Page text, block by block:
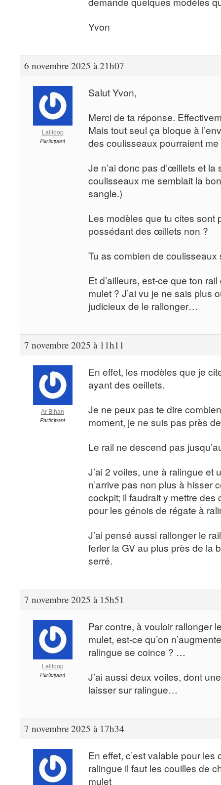
Yvon
6 novembre 2025 à 21h07
Laliloop
Participant
Salut Yvon,
Merci de ta réponse.
Mais tout seul ça bloque à
des coulisseaux pourraient
Je n’ai donc pas d’œillets et
coulisseaux me semblait la
sangle.)
Les modèles que tu cites sont
possédant des œillets non ?
Tu as combien de coulisseaux
Et d’ailleurs, est-ce que ton
mulet ? J’ai vu je ne sais plus
judicieux de le rallonger…
7 novembre 2025 à 11h11
Ar-Bihan
Participant
En effet, les modèles que je
ayant des oeillets.
Je ne peux pas te dire
moment, je ne suis pas près
Le rail ne descend pas
J’ai 2 voiles, une à ralingue et
n’arrive pas non plus à hisser
cockpit; il faudrait y mettre
pour les génois de régate à
J’ai pensé aussi rallonger le
ferler la GV au plus près de la
serré.
7 novembre 2025 à 15h51
Laliloop
Participant
Par contre, à vouloir rallonger
mulet, est-ce qu’on
ralingue se coince ? …
J’ai aussi deux voiles, dont
laisser sur ralingue…
7 novembre 2025 à 17h34
En effet, c’est valable pour
ralingue il faut les couilles de
mulet